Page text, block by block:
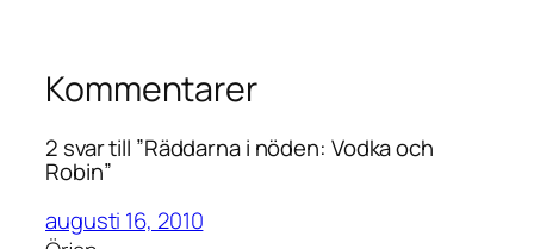
Kommentarer
2 svar till ”Räddarna i nöden: Vodka och
Robin”
augusti 16, 2010